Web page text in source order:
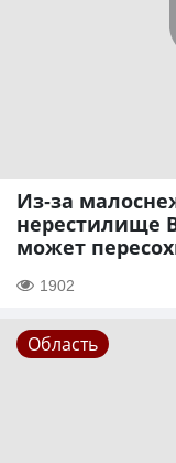
Из-за
нерестилище
может
1902
Область